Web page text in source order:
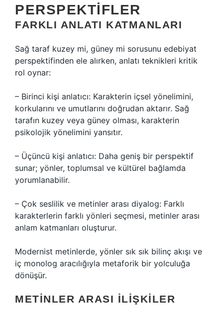
PERSPEKTIFLER
FARKLI ANLATI KATMANLARI
Sağ taraf kuzey mi, güney mi sorusunu edebiyat
perspektifinden ele alırken, anlatı teknikleri kritik
rol oynar:
– Birinci kişi anlatıcı: Karakterin içsel yönelimini,
korkularını ve umutlarını doğrudan aktarır. Sağ
tarafın kuzey veya güney olması, karakterin
psikolojik yönelimini yansıtır.
– Üçüncü kişi anlatıcı: Daha geniş bir perspektif
sunar; yönler, toplumsal ve kültürel bağlamda
yorumlanabilir.
– Çok seslilik ve metinler arası diyalog: Farklı
karakterlerin farklı yönleri seçmesi, metinler arası
anlam katmanları oluşturur.
Modernist metinlerde, yönler sık sık bilinç akışı ve
iç monolog aracılığıyla metaforik bir yolculuğa
dönüşür.
METINLER ARASI İLIŞKILER